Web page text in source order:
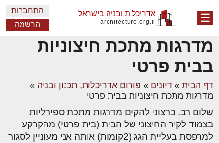
☰ אדריכלות ובניה בישראל
architecture.org.il
התחברות
הרשמה
מדרגות מתכת חיצוניות
בבית פרטי
דף הבית » דיונים » פורום אדריכלות, תכנון ובניה »
מדרגות מתכת חיצוניות בבית פרטי
שלום רב. ברצוני להקים מדרגות מתכת ספירליות
בצמוד לקיר החיצוני של הבית (בית פרטי) מהקרקע
למרפסת בעליית הגג (2קומות) אותה אני מעוניין לסגור